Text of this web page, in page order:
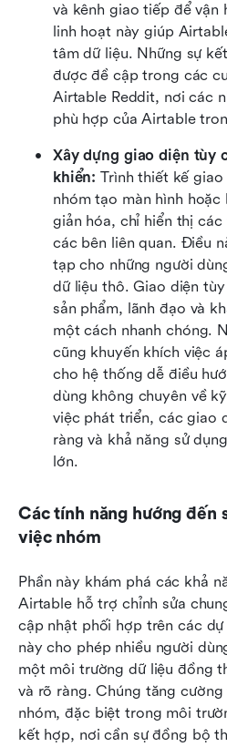
và kênh giao tiếp để vận
linh hoạt này giúp
tâm dữ liệu. Những sự
được đề cập trong các
Airtable Reddit, nơi các
phù hợp của Airtable
Xây dựng giao diện tùy
khiển: Trình thiết kế
nhóm tạo màn hình
giản hóa, chỉ hiển thị
các bên liên quan. Điều
tạp cho những người
dữ liệu thô. Giao diện
sản phẩm, lãnh đạo và
một cách nhanh chóng.
cũng khuyến khích việc
cho hệ thống dễ điều
dùng không chuyên về
việc phát triển, các giao
ràng và khả năng sử
lớn.
Các tính năng hướng đến
việc nhóm
Phần này khám phá các khả
Airtable hỗ trợ chỉnh sửa
cập nhật phối hợp trên các
này cho phép nhiều người
một môi trường dữ liệu đồng
và rõ ràng. Chúng tăng
nhóm, đặc biệt trong môi
kết hợp, nơi cần sự đồng bộ